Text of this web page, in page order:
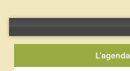
L’agenda